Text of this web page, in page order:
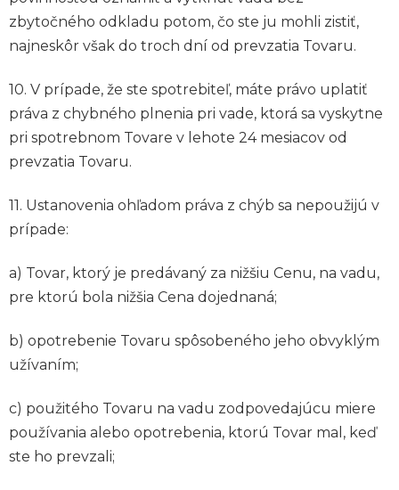
zbytočného odkladu potom, čo ste ju mohli zistiť,
najneskôr však do troch dní od prevzatia Tovaru.
10. V prípade, že ste spotrebiteľ, máte právo uplatiť
práva z chybného plnenia pri vade, ktorá sa vyskytne
pri spotrebnom Tovare v lehote 24 mesiacov od
prevzatia Tovaru.
11. Ustanovenia ohľadom práva z chýb sa nepoužijú v
prípade:
a) Tovar, ktorý je predávaný za nižšiu Cenu, na vadu,
pre ktorú bola nižšia Cena dojednaná;
b) opotrebenie Tovaru spôsobeného jeho obvyklým
užívaním;
c) použitého Tovaru na vadu zodpovedajúcu miere
používania alebo opotrebenia, ktorú Tovar mal, keď
ste ho prevzali;